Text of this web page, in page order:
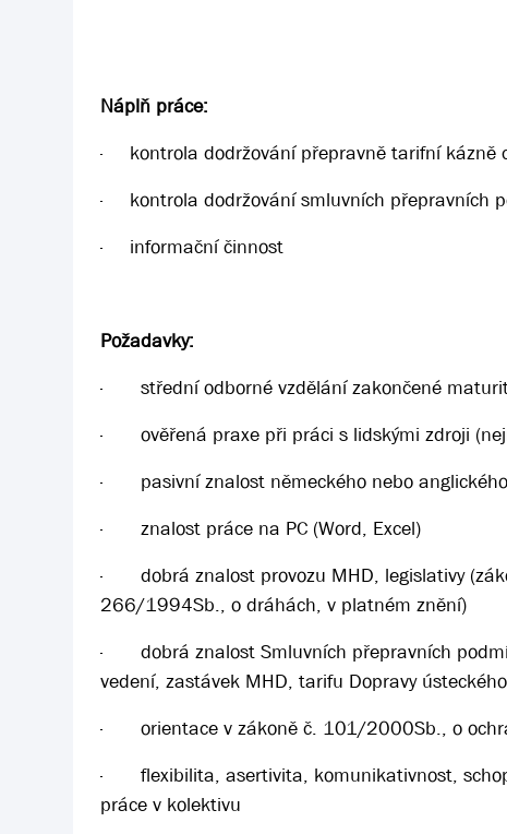
Náplň práce:
·
kontrola dodržování přepravně tarifní kázně
·
kontrola dodržování smluvních přepravních
·
informační činnost
Požadavky:
·
střední odborné vzdělání zakončené
·
ověřená praxe při práci s lidskými zdroji
·
pasivní znalost německého nebo
·
znalost práce na PC (Word, Excel)
·
dobrá znalost provozu MHD, legislativy
266/1994Sb., o dráhách, v platném znění)
·
dobrá znalost Smluvních přepravních
vedení, zastávek MHD, tarifu Dopravy
·
orientace v zákoně č. 101/2000Sb., o
·
flexibilita, asertivita, komunikativnost,
práce v kolektivu